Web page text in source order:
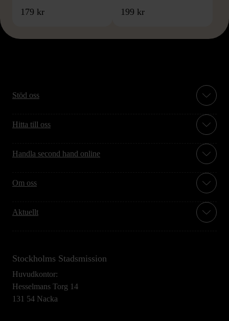
179 kr 199 kr
Stöd oss
Hitta till oss
Handla second hand online
Om oss
Aktuellt
Stockholms Stadsmission
Huvudkontor:
Hesselmans Torg 14
131 54 Nacka